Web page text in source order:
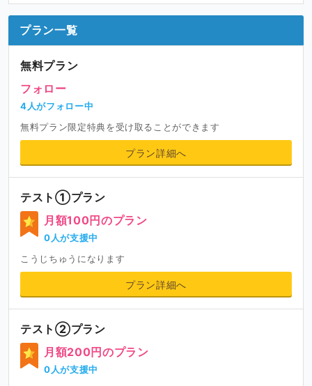
プラン一覧
無料プラン
フォロー
4人がフォロー中
無料プラン限定特典を受け取ることができます
プラン詳細へ
テスト①プラン
月額100円のプラン
0人が支援中
こうじちゅうになります
プラン詳細へ
テスト②プラン
月額200円のプラン
0人が支援中